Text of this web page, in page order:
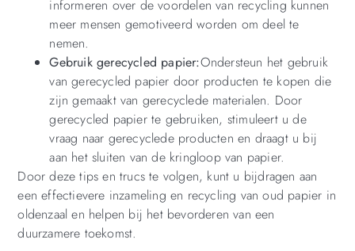
informeren over de voordelen van recycling kunnen
meer mensen gemotiveerd worden om deel te
nemen.
Gebruik gerecycled papier:Ondersteun het gebruik
van gerecycled papier door producten te kopen die
zijn gemaakt van gerecyclede materialen. Door
gerecycled papier te gebruiken, stimuleert u de
vraag naar gerecyclede producten en draagt u bij
aan het sluiten van de kringloop van papier.
Door deze tips en trucs te volgen, kunt u bijdragen aan
een effectievere inzameling en recycling van oud papier in
oldenzaal en helpen bij het bevorderen van een
duurzamere toekomst.